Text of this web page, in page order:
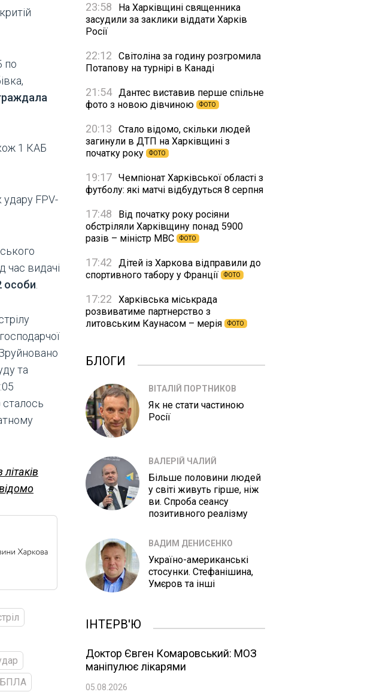
по
1 КАБ
удару FPV-
час видачі
особи.
та
БПЛА
23:58
На Харківщині священника
засудили за заклики віддати Харків
Росії
22:12
Світоліна за годину розгромила
Потапову на турнірі в Канаді
21:54 Дантес виставив перше спільне
фото з новою дівчиною
ФОТО
20:13
Стало відомо, скільки людей
загинули в ДТП на Харківщині з
початку року
ФОТО
19:17 Чемпіонат Харківської області з
футболу: які матчі відбудуться 8 серпня
17:48
Від початку року росіяни
обстріляли Харківщину понад 5900
разів – міністр МВС
ФОТО
17:42
Дітей із Харкова відправили до
спортивного табору у Франції
ФОТО
17:22
Харківська міськрада
розвиватиме партнерство з
литовським Каунасом – мерія
ФОТО
БЛОГИ
ВІТАЛІЙ ПОРТНИКОВ
Як не стати частиною
Росії
ВАЛЕРІЙ ЧАЛИЙ
Більше половини людей
у світі живуть гірше, ніж
ви. Спроба сеансу
позитивного реалізму
ВАДИМ ДЕНИСЕНКО
Україно-американські
стосунки. Стефанішина,
Умєров та інші
ІНТЕРВ'Ю
Доктор Євген Комаровський: МОЗ
маніпулює лікарями
05.08.2026